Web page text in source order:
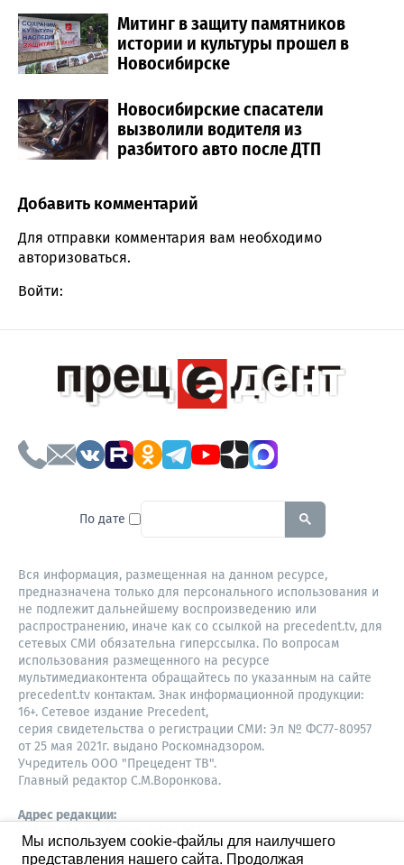
Митинг в защиту памятников
истории и культуры прошел в
Новосибирске
Новосибирские спасатели
вызволили водителя из
разбитого авто после ДТП
Comment section
Добавить комментарий
Для отправки комментария вам необходимо
авторизоваться.
Войти:
По дате To search this site, enter a
Вся информация, размещенная на данном ресурсе,
предназначена только для персонального использования и
не подлежит дальнейшему воспроизведению или
распространению, иначе как со ссылкой на precedent.tv, для
сетевых СМИ обязательна гиперссылка. По вопросам
использования размещенного на ресурсе
мультимедиаконтента обращайтесь по указанным на сайте
precedent.tv контактам. Знак информационной продукции:
16+. Сетевое издание Precedent,
серия свидетельства о регистрации СМИ: Эл № ФС77-80957
от 25 мая 2021г. выдано Роскомнадзором.
Учредитель ООО "Прецедент ТВ".
Главный редактор С.М.Воронкова.
Адрес редакции:
630087,
Новосибирск
Мы используем cookie-файлы для наилучшего
представления нашего сайта. Продолжая